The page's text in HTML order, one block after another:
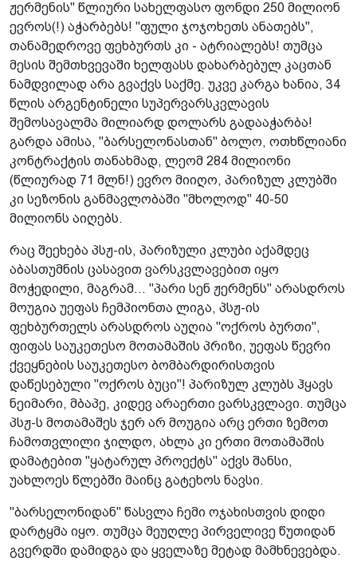
ჟერმენის" წლიური სახელფასო ფონდი 250 მილიონ
ევროს(!) აჭარბებს! "ფული ჯოჯოხეთს ანათებს",
თანამედროვე ფეხბურთს კი - ატრიალებს! თუმცა
მესის შემთხვევაში ხელფასს დახარბებულ კაცთან
ნამდვილად არა გვაქვს საქმე. უკვე კარგა ხანია, 34
წლის არგენტინელი სუპერვარსკვლავის
შემოსავალმა მილიარდ დოლარს გადააჭარბა!
გარდა ამისა, "ბარსელონასთან" ბოლო, ოთხწლიანი
კონტრაქტის თანახმად, ლეომ 284 მილიონი
(წლიურად 71 მლნ!) ევრო მიიღო, პარიზულ კლუბში
კი სეზონის განმავლობაში "მხოლოდ" 40-50
მილიონს აიღებს.
რაც შეეხება პსჟ-ის, პარიზული კლუბი აქამდეც
აბასთუმნის ცასავით ვარსკვლავებით იყო
მოჭედილი, მაგრამ... "პარი სენ ჟერმენს" არასდროს
მოუგია უეფას ჩემპიონთა ლიგა, პსჟ-ის
ფეხბურთელს არასდროს აუღია "ოქროს ბურთი",
ფიფას საუკეთესო მოთამაშის პრიზი, უეფას წევრი
ქვეყნების საუკეთესო ბომბარდირისთვის
დაწესებული "ოქროს ბუცი"! პარიზულ კლუბს ჰყავს
ნეიმარი, მბაპე, კიდევ არაერთი ვარსკვლავი. თუმცა
პსჟ-ს მოთამაშეს ჯერ არ მოუგია არც ერთი ზემოთ
ჩამოთვლილი ჯილდო, ახლა კი ერთი მოთამაშის
დამატებით "ყატარულ პროექტს" აქვს შანსი,
უახლოეს წლებში მაინც გატეხოს ნავსი.
"ბარსელონიდან" წასვლა ჩემი ოჯახისთვის დიდი
დარტყმა იყო. თუმცა მეუღლე პირველივე წუთიდან
გვერდში დამიდგა და ყველაზე მეტად მამხნევებდა.